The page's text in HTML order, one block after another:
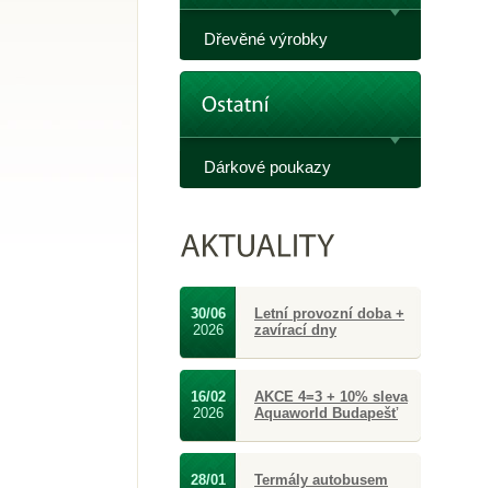
Dřevěné výrobky
Dárkové poukazy
30/06
2026
Letní provozní doba +
zavírací dny
16/02
2026
AKCE 4=3 + 10% sleva
Aquaworld Budapešť
28/01 Termály autobusem